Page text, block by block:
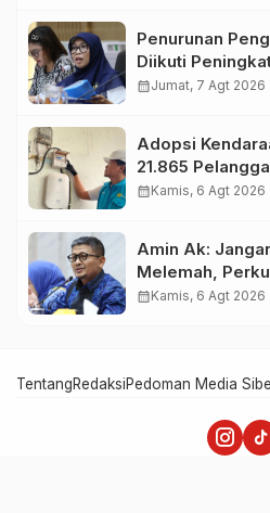
Penurunan
Diikuti
Kerja
calendar_monthJumat, 7 Agt 2026
Adopsi
21.865
Charging
calendar_monthKamis, 6 Agt 2026
Amin Ak:
Melemah,
Negara
calendar_monthKamis, 6 Agt 2026
TentangRedaksiPedoman Media